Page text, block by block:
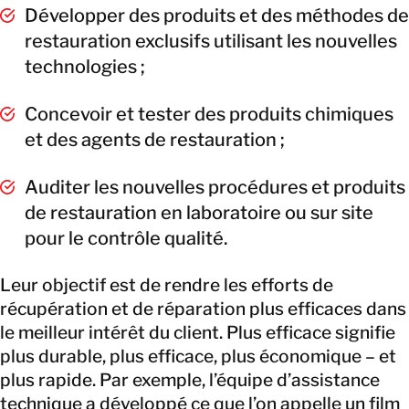
Développer des produits et des méthodes de
restauration exclusifs utilisant les nouvelles
technologies ;
Concevoir et tester des produits chimiques
et des agents de restauration ;
Auditer les nouvelles procédures et produits
de restauration en laboratoire ou sur site
pour le contrôle qualité.
Leur objectif est de rendre les efforts de
récupération et de réparation plus efficaces dans
le meilleur intérêt du client. Plus efficace signifie
plus durable, plus efficace, plus économique – et
plus rapide. Par exemple, l’équipe d’assistance
technique a développé ce que l’on appelle un film